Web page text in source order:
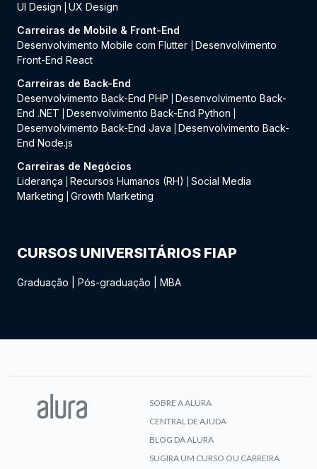
UI Design
UX Design
Carreiras de Mobile & Front-End
Desenvolvimento Mobile com Flutter
Desenvolvimento
Front-End React
Carreiras de Back-End
Desenvolvimento Back-End PHP
Desenvolvimento Back-
End .NET
Desenvolvimento Back-End Python
Desenvolvimento Back-End Java
Desenvolvimento Back-
End Node.js
Carreiras de Negócios
Liderança
Recursos Humanos (RH)
Social Media
Marketing
Growth Marketing
CURSOS UNIVERSITÁRIOS FIAP
Graduação Pós-graduação MBA
SOBRE A ALURA
CENTRAL DE AJUDA
BLOG DA ALURA
SUGIRA UM CURSO OU CARREIRA